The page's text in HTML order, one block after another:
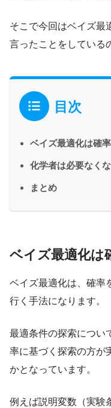
そこで今回はベイズ最
言ったことをしている
目次
ベイズ最適化は確
化学者は必要なく
まとめ
ベイズ最適化は
ベイズ最適化は、確率
行く手法になります。
最適条件の探索につい
率に基づく探索の方が
かとなっています。
例えば説明変数（実験